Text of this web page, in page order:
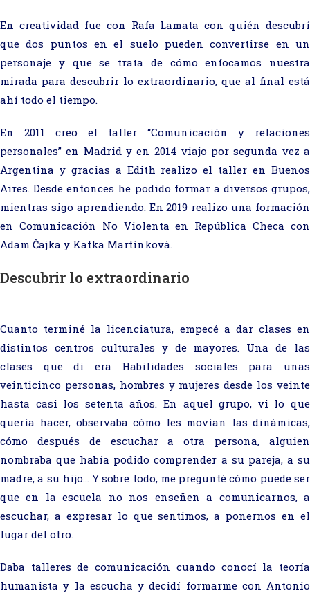
En creatividad fue con Rafa Lamata con quién descubrí
que dos puntos en el suelo pueden convertirse en un
personaje y que se trata de cómo enfocamos nuestra
mirada para descubrir lo extraordinario, que al final está
ahí todo el tiempo.
En 2011 creo el taller “Comunicación y relaciones
personales” en Madrid y en 2014 viajo por segunda vez a
Argentina y gracias a Edith realizo el taller en Buenos
Aires. Desde entonces he podido formar a diversos grupos,
mientras sigo aprendiendo. En 2019 realizo una formación
en Comunicación No Violenta en República Checa con
Adam Čajka y Katka Martínková.
Descubrir lo extraordinario
Cuanto terminé la licenciatura, empecé a dar clases en
distintos centros culturales y de mayores. Una de las
clases que di era Habilidades sociales para unas
veinticinco personas, hombres y mujeres desde los veinte
hasta casi los setenta años. En aquel grupo, vi lo que
quería hacer, observaba cómo les movían las dinámicas,
cómo después de escuchar a otra persona, alguien
nombraba que había podido comprender a su pareja, a su
madre, a su hijo… Y sobre todo, me pregunté cómo puede ser
que en la escuela no nos enseñen a comunicarnos, a
escuchar, a expresar lo que sentimos, a ponernos en el
lugar del otro.
Daba talleres de comunicación cuando conocí la teoría
humanista y la escucha y decidí formarme con Antonio